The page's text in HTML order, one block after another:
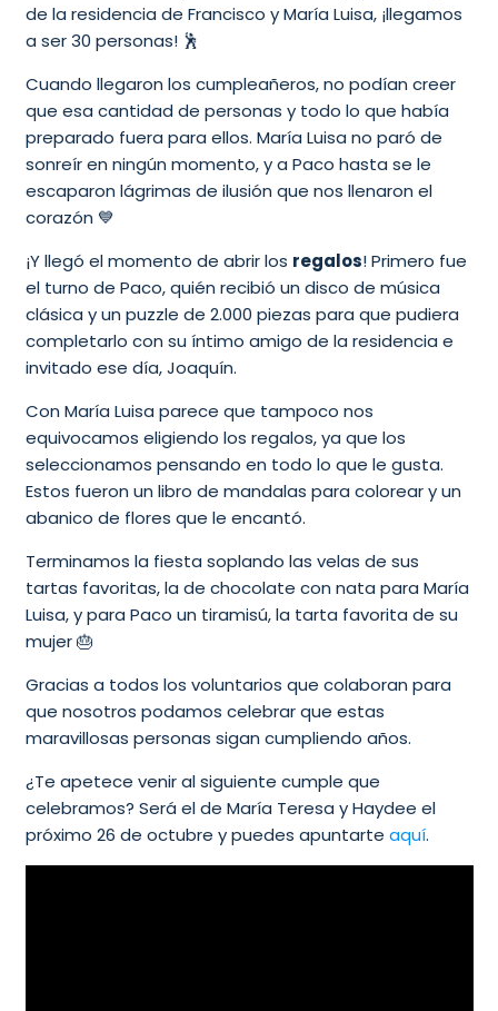
de la residencia de Francisco y María Luisa, ¡llegamos
a ser 30 personas! 🕺
Cuando llegaron los cumpleañeros, no podían creer
que esa cantidad de personas y todo lo que había
preparado fuera para ellos. María Luisa no paró de
sonreír en ningún momento, y a Paco hasta se le
escaparon lágrimas de ilusión que nos llenaron el
corazón 💙
¡Y llegó el momento de abrir los regalos! Primero fue
el turno de Paco, quién recibió un disco de música
clásica y un puzzle de 2.000 piezas para que pudiera
completarlo con su íntimo amigo de la residencia e
invitado ese día, Joaquín.
Con María Luisa parece que tampoco nos
equivocamos eligiendo los regalos, ya que los
seleccionamos pensando en todo lo que le gusta.
Estos fueron un libro de mandalas para colorear y un
abanico de flores que le encantó.
Terminamos la fiesta soplando las velas de sus
tartas favoritas, la de chocolate con nata para María
Luisa, y para Paco un tiramisú, la tarta favorita de su
mujer 🎂
Gracias a todos los voluntarios que colaboran para
que nosotros podamos celebrar que estas
maravillosas personas sigan cumpliendo años.
¿Te apetece venir al siguiente cumple que
celebramos? Será el de María Teresa y Haydee el
próximo 26 de octubre y puedes apuntarte aquí.